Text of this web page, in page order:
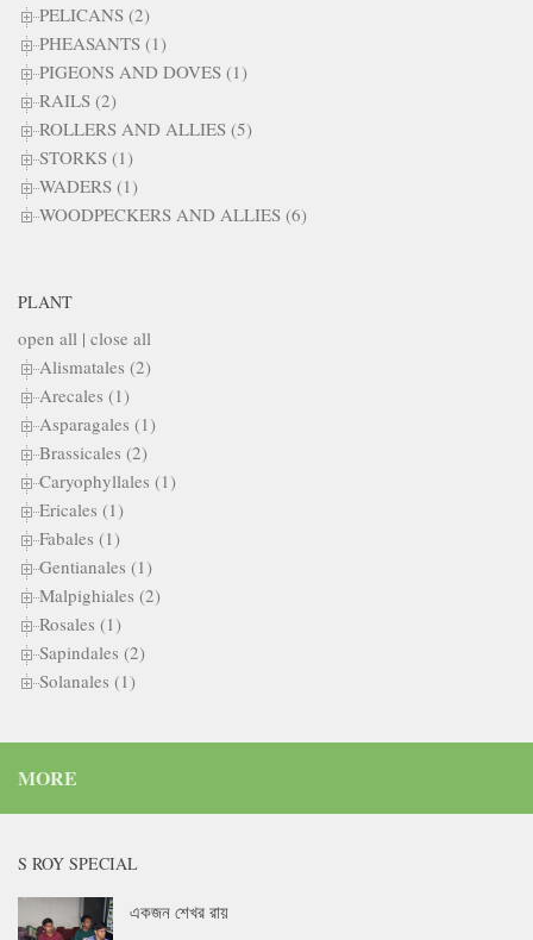
PELICANS (2)
PHEASANTS (1)
PIGEONS AND DOVES (1)
RAILS (2)
ROLLERS AND ALLIES (5)
STORKS (1)
WADERS (1)
WOODPECKERS AND ALLIES (6)
PLANT
open all | close all
Alismatales (2)
Arecales (1)
Asparagales (1)
Brassicales (2)
Caryophyllales (1)
Ericales (1)
Fabales (1)
Gentianales (1)
Malpighiales (2)
Rosales (1)
Sapindales (2)
Solanales (1)
MORE
S ROY SPECIAL
একজন শেখর রায়